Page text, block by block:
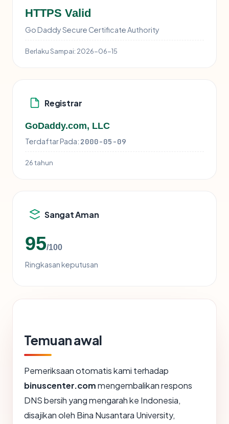
HTTPS Valid
Go Daddy Secure Certificate Authority
Berlaku Sampai: 2026-06-15
Registrar
GoDaddy.com, LLC
Terdaftar Pada: 2000-05-09
26 tahun
Sangat Aman
95/100
Ringkasan keputusan
Temuan awal
Pemeriksaan otomatis kami terhadap
binuscenter.commengembalikan respons
DNS bersih yang mengarah ke Indonesia,
disajikan oleh Bina Nusantara University,